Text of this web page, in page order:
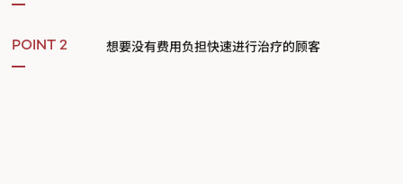
POINT 2 想要没有费用负担快速进行治疗的顾客